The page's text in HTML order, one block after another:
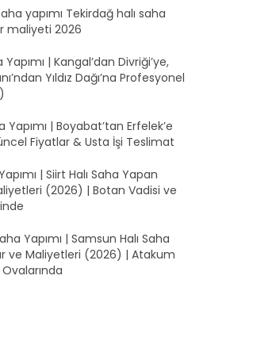
yapımı Tekirdağ halı saha
maliyeti 2026
Yapımı | Kangal’dan Divriği’ye,
Yıldız Dağı’na Profesyonel
Yapımı | Boyabat’tan Erfelek’e
Fiyatlar & Usta İşi Teslimat
| Siirt Halı Saha Yapan
(2026) | Botan Vadisi ve
Yapımı | Samsun Halı Saha
ve Maliyetleri (2026) | Atakum